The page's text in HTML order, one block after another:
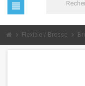
view_headline
chevron_right Flexible / Brosse chevron_right